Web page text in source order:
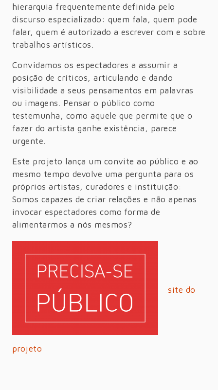
hierarquia frequentemente definida pelo
discurso especializado: quem fala, quem pode
falar, quem é autorizado a escrever com e sobre
trabalhos artísticos.
Convidamos os espectadores a assumir a
posição de críticos, articulando e dando
visibilidade a seus pensamentos em palavras
ou imagens. Pensar o público como
testemunha, como aquele que permite que o
fazer do artista ganhe existência, parece
urgente.
Este projeto lança um convite ao público e ao
mesmo tempo devolve uma pergunta para os
próprios artistas, curadores e instituição:
Somos capazes de criar relações e não apenas
invocar espectadores como forma de
alimentarmos a nós mesmos?
site do
projeto